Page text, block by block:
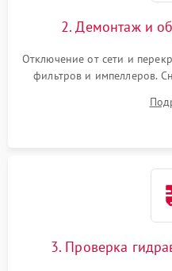
2. Демонтаж и
Отключение от сети и
фильтров и импеллеров.
циркуляционному
3. Проверка